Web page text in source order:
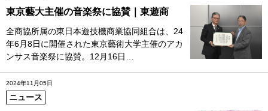
東京藝大主催の音楽祭に協賛｜東遊商
全商協所属の東日本遊技機商業協同組合は、24
年6月8日に開催された東京藝術大学主催のアカ
ンサス音楽祭に協賛。12月16日…
2024年11月05日
ニュース